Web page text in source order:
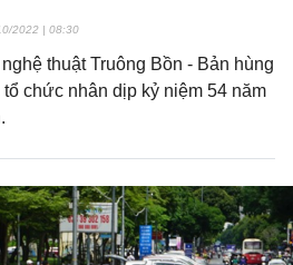
2022 | 08:30
thuật Truông Bồn - Bản hùng
chức nhân dịp kỷ niệm 54 năm